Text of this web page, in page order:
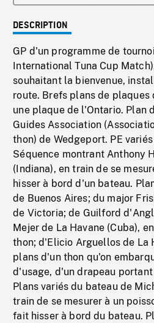
DESCRIPTION
GP d'un programme de
International Tuna Cup
souhaitant la bienvenue,
route. Brefs plans de
une plaque de l'Ontario. Plan
Guides Association
thon) de Wedgeport. PE
Séquence montrant Anthony
(Indiana), en train de se
hisser à bord d'un bateau.
de Buenos Aires; du major
de Victoria; de Guilford
Mejer de La Havane (Cuba),
thon; d'Elicio Arguellos de La
plans d'un thon qu'on
d'usage, d'un drapeau
Plans variés du bateau de
train de se mesurer à un
fait hisser à bord du bateau.